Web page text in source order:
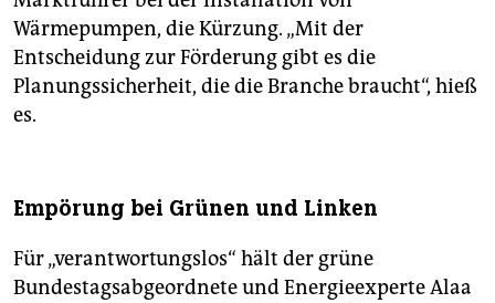
Wärmepumpen, die Kürzung. „Mit der
Entscheidung zur Förderung gibt es die
Planungssicherheit, die die Branche braucht“, hieß
es.
Empörung bei Grünen und Linken
Für „verantwortungslos“ hält der grüne
Bundestagsabgeordnete und Energieexperte Alaa